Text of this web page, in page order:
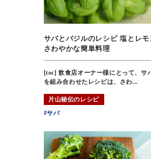
サバとバジルのレシピ 塩とレモ
さわやかな簡単料理
[toc] 飲食店オーナー様にとって、サ
を組み合わせたレシピは、さわ...
片山秘伝のレシピ
#サバ